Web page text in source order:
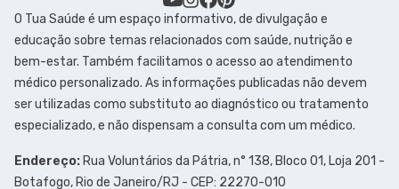
O Tua Saúde é um espaço informativo, de divulgação e
educação sobre temas relacionados com saúde, nutrição e
bem-estar. Também facilitamos o acesso ao atendimento
médico personalizado. As informações publicadas não devem
ser utilizadas como substituto ao diagnóstico ou tratamento
especializado, e não dispensam a consulta com um médico.
Endereço: Rua Voluntários da Pátria, n° 138, Bloco 01, Loja 201 -
Botafogo, Rio de Janeiro/RJ - CEP: 22270-010